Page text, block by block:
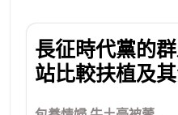
長征時代黨的
站比較扶植及